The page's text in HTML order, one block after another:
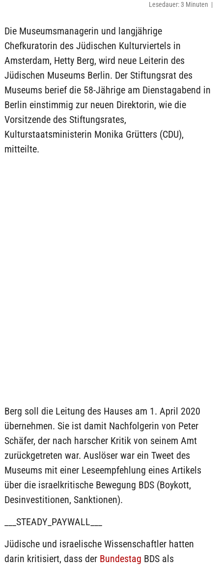
Lesedauer: 3 Minuten |
Die Museumsmanagerin und langjährige
Chefkuratorin des Jüdischen Kulturviertels in
Amsterdam, Hetty Berg, wird neue Leiterin des
Jüdischen Museums Berlin. Der Stiftungsrat des
Museums berief die 58-Jährige am Dienstagabend in
Berlin einstimmig zur neuen Direktorin, wie die
Vorsitzende des Stiftungsrates,
Kulturstaatsministerin Monika Grütters (CDU),
mitteilte.
Berg soll die Leitung des Hauses am 1. April 2020
übernehmen. Sie ist damit Nachfolgerin von Peter
Schäfer, der nach harscher Kritik von seinem Amt
zurückgetreten war. Auslöser war ein Tweet des
Museums mit einer Leseempfehlung eines Artikels
über die israelkritische Bewegung BDS (Boykott,
Desinvestitionen, Sanktionen).
___STEADY_PAYWALL___
Jüdische und israelische Wissenschaftler hatten
darin kritisiert, dass der Bundestag BDS als